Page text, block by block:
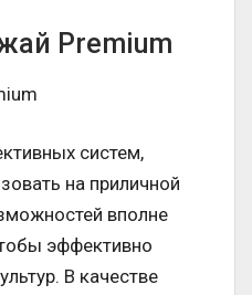
Premium
систем,
на приличной
вполне
эффективно
В качестве